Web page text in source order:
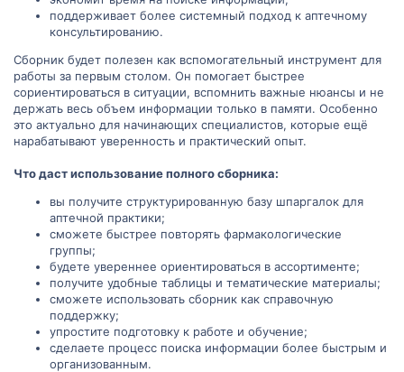
поддерживает более системный подход к аптечному
консультированию.
Сборник будет полезен как вспомогательный инструмент для
работы за первым столом. Он помогает быстрее
сориентироваться в ситуации, вспомнить важные нюансы и не
держать весь объем информации только в памяти. Особенно
это актуально для начинающих специалистов, которые ещё
нарабатывают уверенность и практический опыт.
Что даст использование полного сборника:
вы получите структурированную базу шпаргалок для
аптечной практики;
сможете быстрее повторять фармакологические
группы;
будете увереннее ориентироваться в ассортименте;
получите удобные таблицы и тематические материалы;
сможете использовать сборник как справочную
поддержку;
упростите подготовку к работе и обучение;
сделаете процесс поиска информации более быстрым и
организованным.